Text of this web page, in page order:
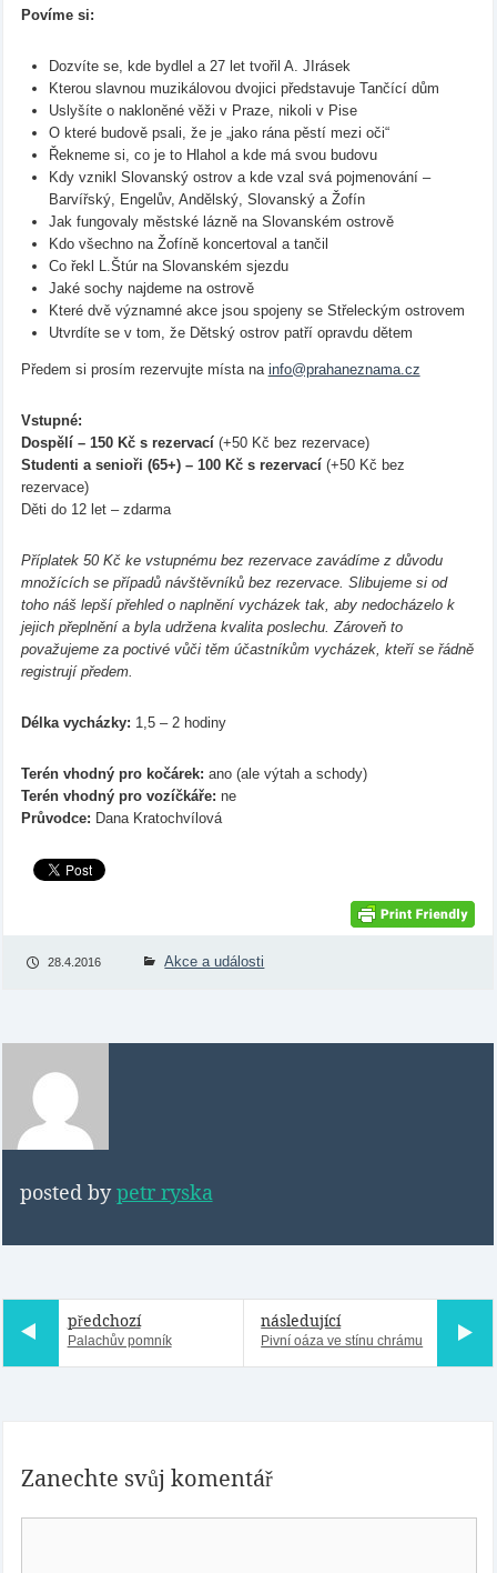
Povíme si:
Dozvíte se, kde bydlel a 27 let tvořil A. JIrásek
Kterou slavnou muzikálovou dvojici představuje Tančící dům
Uslyšíte o nakloněné věži v Praze, nikoli v Pise
O které budově psali, že je „jako rána pěstí mezi oči“
Řekneme si, co je to Hlahol a kde má svou budovu
Kdy vznikl Slovanský ostrov a kde vzal svá pojmenování –
Barvířský, Engelův, Andělský, Slovanský a Žofín
Jak fungovaly městské lázně na Slovanském ostrově
Kdo všechno na Žofíně koncertoval a tančil
Co řekl L.Štúr na Slovanském sjezdu
Jaké sochy najdeme na ostrově
Které dvě významné akce jsou spojeny se Střeleckým ostrovem
Utvrdíte se v tom, že Dětský ostrov patří opravdu dětem
Předem si prosím rezervujte místa na info@prahaneznama.cz
Vstupné:
Dospělí – 150 Kč s rezervací (+50 Kč bez rezervace)
Studenti a senioři (65+) – 100 Kč s rezervací (+50 Kč bez
rezervace)
Děti do 12 let – zdarma
Příplatek 50 Kč ke vstupnému bez rezervace zavádíme z důvodu
množících se případů návštěvníků bez rezervace. Slibujeme si od
toho náš lepší přehled o naplnění vycházek tak, aby nedocházelo k
jejich přeplnění a byla udržena kvalita poslechu. Zároveň to
považujeme za poctivé vůči těm účastníkům vycházek, kteří se řádně
registrují předem.
Délka vycházky: 1,5 – 2 hodiny
Terén vhodný pro kočárek: ano (ale výtah a schody)
Terén vhodný pro vozíčkáře: ne
Průvodce: Dana Kratochvílová
28.4.2016 Akce a události
posted bypetr ryska
předchozí
Palachův pomník
následující
Pivní oáza ve stínu chrámu
Zanechte svůj komentář